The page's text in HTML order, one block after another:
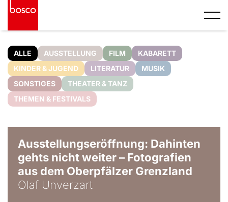
ALLE AUSSTELLUNG FILM
KABARETT
KINDER & JUGEND
LITERATUR
MUSIK
SONSTIGES
THEATER & TANZ
THEMEN & FESTIVALS
Ausstellungseröffnung: Dahinten
gehts nicht weiter – Fotografien
aus dem Oberpfälzer Grenzland
Olaf Unverzart